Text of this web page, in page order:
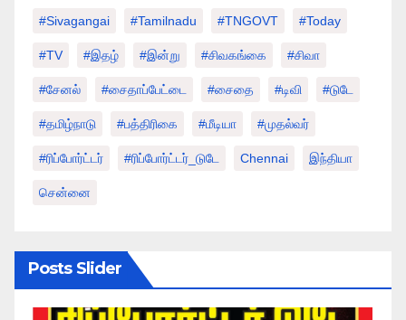
#sivagangai #tamilnadu #TNGOVT #today
#TV #இதழ் #இன்று #சிவகங்கை #சிவா
#சேனல் #சைதாப்பேட்டை #சைதை #டிவி #டுடே
#தமிழ்நாடு #பத்திரிகை #மீடியா #முதல்வர்
#ரிப்போர்ட்டர் #ரிப்போர்ட்டர்_டுடே Chennai இந்தியா
சென்னை
Posts Slider